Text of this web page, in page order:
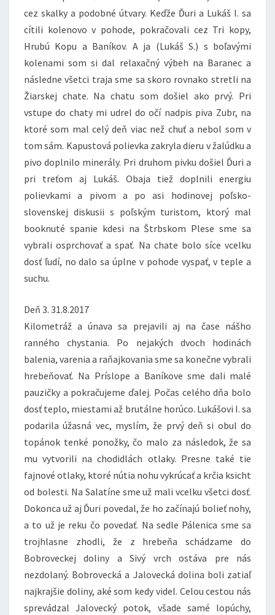
cez skalky a podobné útvary. Keďže Ďuri a Lukáš I. sa
cítili kolenovo v pohode, pokračovali cez Tri kopy,
Hrubú Kopu a Baníkov. A ja (Lukáš S.) s boľavými
kolenami som si dal relaxačný výbeh na Baranec a
následne všetci traja sme sa skoro rovnako stretli na
Žiarskej chate. Na chatu som došiel ako prvý. Pri
vstupe do chaty mi udrel do očí nadpis piva Zubr, na
ktoré som mal celý deň viac než chuť a nebol som v
tom sám. Kapustová polievka zakryla dieru v žalúdku a
pivo doplnilo minerály. Pri druhom pivku došiel Ďuri a
pri treťom aj Lukáš. Obaja tiež doplnili energiu
polievkami a pivom a po asi hodinovej poľsko-
slovenskej diskusii s poľským turistom, ktorý mal
booknuté spanie kdesi na Štrbskom Plese sme sa
vybrali osprchovať a spať. Na chate bolo síce vcelku
dosť ľudí, no dalo sa úplne v pohode vyspať, v teple a
suchu.
Deň 3. 31.8.2017
Kilometráž a únava sa prejavili aj na čase nášho
ranného chystania. Po nejakých dvoch hodinách
balenia, varenia a raňajkovania sme sa konečne vybrali
hrebeňovať. Na Príslope a Baníkove sme dali malé
pauzičky a pokračujeme ďalej. Počas celého dňa bolo
dosť teplo, miestami až brutálne horúco. Lukášovi I. sa
podarila úžasná vec, myslím, že prvý deň si obul do
topánok tenké ponožky, čo malo za následok, že sa
mu vytvorili na chodidlách otlaky. Presne také tie
fajnové otlaky, ktoré nútia nohu vykrúcať a krčia ksicht
od bolesti. Na Salatíne sme už mali vcelku všetci dosť.
Dokonca už aj Ďuri povedal, že ho začínajú bolieť nohy,
a to už je reku čo povedať. Na sedle Pálenica sme sa
trojhlasne zhodli, že z hrebeňa schádzame do
Bobroveckej doliny a Sivý vrch ostáva pre nás
nezdolaný. Bobrovecká a Jalovecká dolina boli zatiaľ
najkrajšie doliny, aké som kedy videl. Celou cestou nás
sprevádzal Jalovecký potok, všade samé lopúchy,